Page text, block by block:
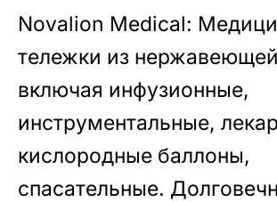
р
в
Novalion Medical:
тележки из
включая инфузионные,
инструментальные,
кислородные баллоны,
спасательные.